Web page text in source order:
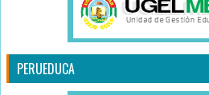
PERUEDUCA